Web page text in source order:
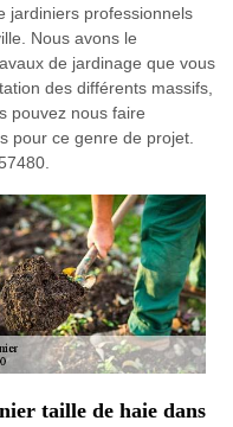
jardiniers professionnels
Nous avons le
de jardinage que vous
des différents massifs,
pouvez nous faire
pour ce genre de projet.
taille de haie dans